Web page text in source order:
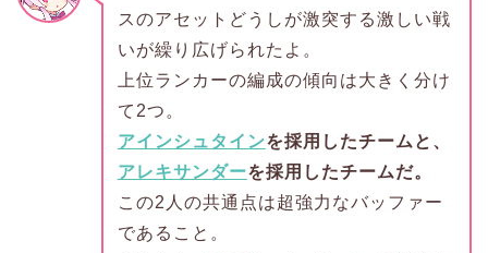
スのアセットどうしが激突する激しい戦
いが繰り広げられたよ。
上位ランカーの編成の傾向は大きく分け
て2つ。
アインシュタインを採用したチームと、
アレキサンダーを採用したチームだ。
この2人の共通点は超強力なバッファー
であること。